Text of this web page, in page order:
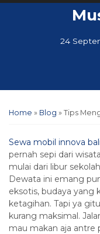
24
Home » Blog » Tips
Sewa mobil innova bali
pernah sepi dari
mulai dari libur
Dewata ini emang
eksotis, budaya yang
ketagihan. Tapi ya
kurang maksimal.
mau makan aja antre